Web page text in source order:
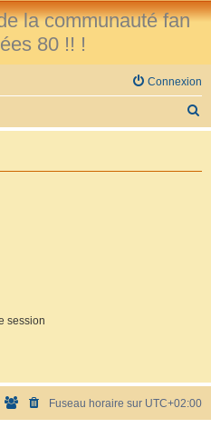
la communauté fan
80 !! !
Connexion
e
session
Fuseau horaire sur UTC+02:00